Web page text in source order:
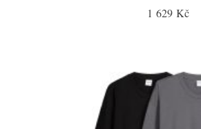
1 629 Kč